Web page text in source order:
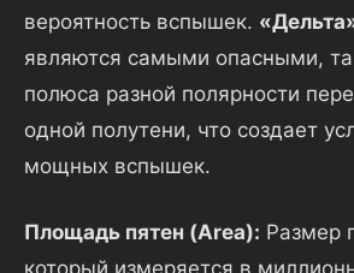
вероятность вспышек.
являются самыми опасными,
полюса разной полярности
одной полутени, что создает
мощных вспышек.
Площадь пятен (Area): Размер